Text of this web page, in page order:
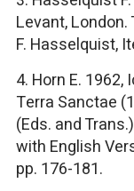
Levant,
F. Hasselquist,
4. Horn E.
Terra Sanctae
(Eds. and
with English
pp. 176-181.